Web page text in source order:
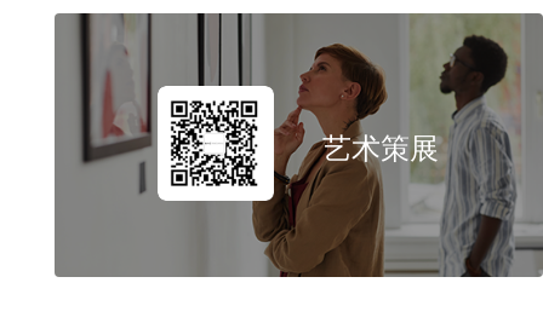
艺术策展